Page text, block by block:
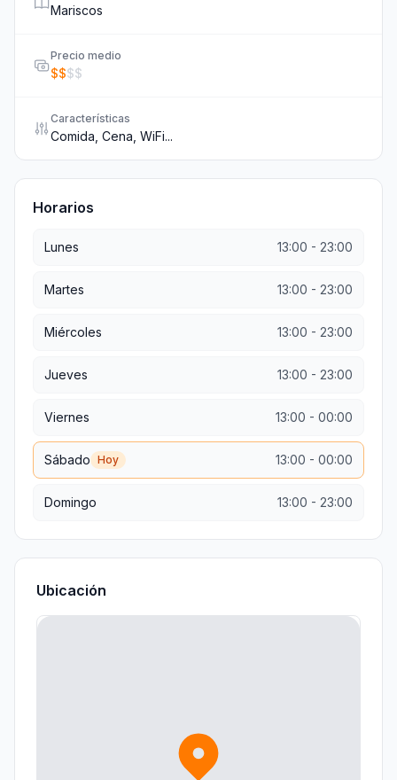
Mariscos
Precio medio
$$$$
Características
Comida, Cena, WiFi...
Horarios
Lunes 13:00 - 23:00
Martes 13:00 - 23:00
Miércoles 13:00 - 23:00
Jueves 13:00 - 23:00
Viernes 13:00 - 00:00
Sábado Hoy 13:00 - 00:00
Domingo 13:00 - 23:00
Ubicación